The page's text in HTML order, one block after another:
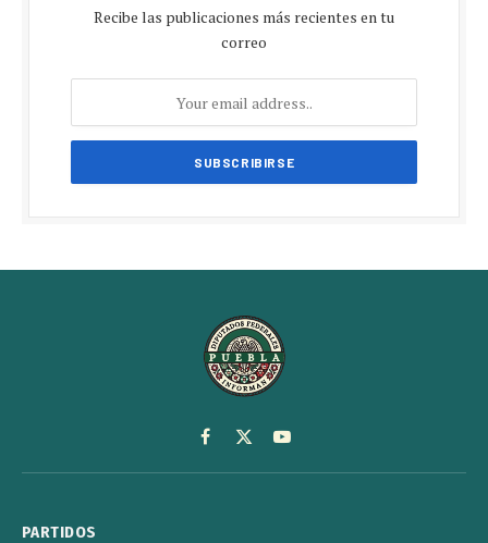
Recibe las publicaciones más recientes en tu
correo
Facebook
X
(Twitter)
YouTube
PARTIDOS